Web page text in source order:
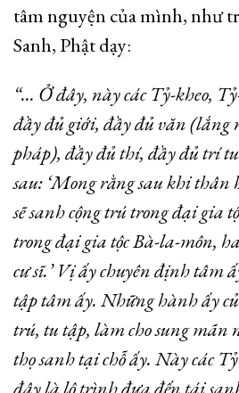
tâm nguyện của mình, như
Sanh, Phật dạy:
“… Ở đây, này các Tỷ-kheo,
đầy đủ giới, đầy đủ văn (lắng
pháp), đầy đủ thí, đầy đủ trí
sau: ‘Mong rằng sau khi thân
sẽ sanh cộng trú trong đại gia
trong đại gia tộc Bà-la-môn,
cư sĩ.’Vị ấy chuyên định tâm
tập tâm ấy. Những hành ấy
trú, tu tập, làm cho sung mãn
thọ sanh tại chỗ ấy. Này các